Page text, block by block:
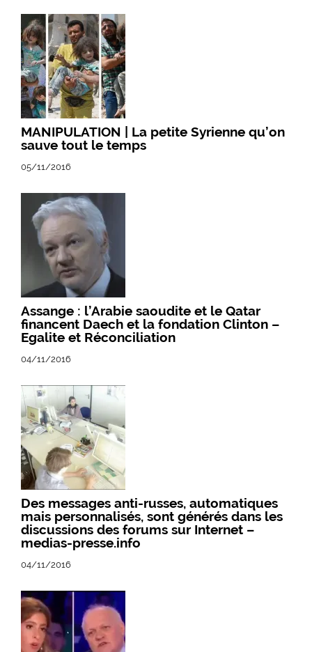
MANIPULATION | La petite Syrienne qu’on
sauve tout le temps
05/11/2016
Assange : l’Arabie saoudite et le Qatar
financent Daech et la fondation Clinton –
Egalite et Réconciliation
04/11/2016
Des messages anti-russes, automatiques
mais personnalisés, sont générés dans les
discussions des forums sur Internet –
medias-presse.info
04/11/2016